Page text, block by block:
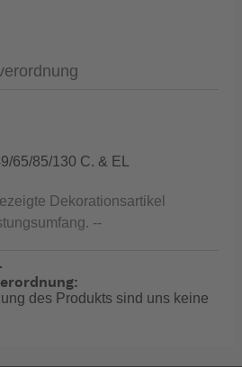
65/85/130 C. & EL
Dekorationsartikel
--
des Produkts sind uns keine